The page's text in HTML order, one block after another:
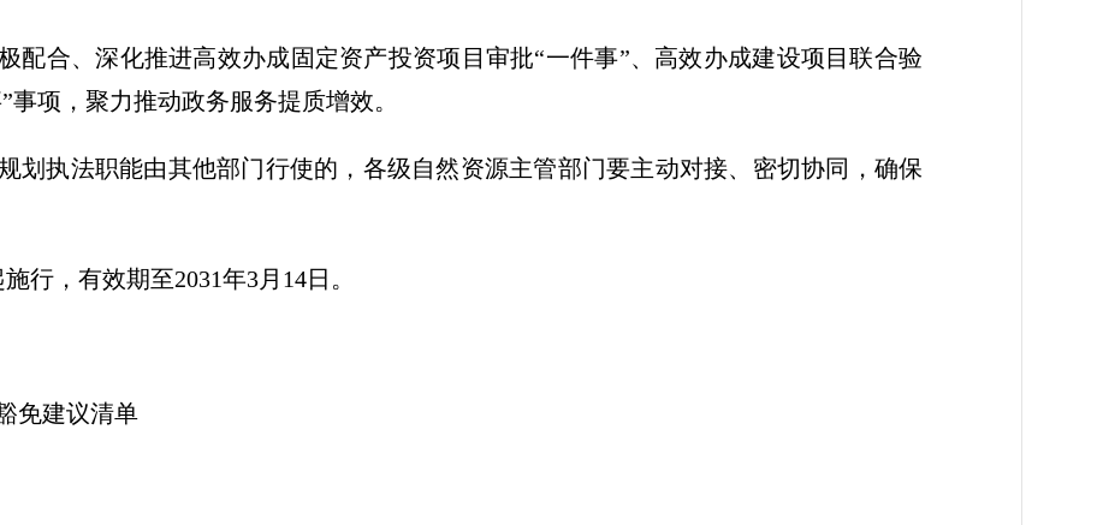
配合、深化推进高效办成固定资产投资项目审批“一件事”、高效办成建设项目联合验
事项，聚力推动政务服务提质增效。
划执法职能由其他部门行使的，各级自然资源主管部门要主动对接、密切协同，确保
行，有效期至2031年3月14日。
免建议清单